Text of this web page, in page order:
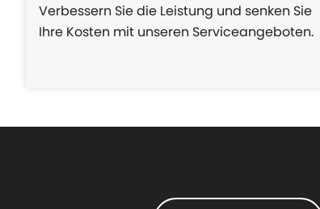
Verbessern Sie die Leistung und senken Sie
Ihre Kosten mit unseren Serviceangeboten.